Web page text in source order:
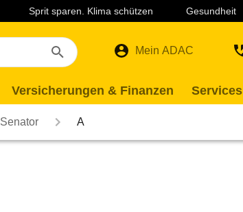
Sprit sparen. Klima schützen Gesundheit
Mein ADAC
Versicherungen & Finanzen Services
Senator A